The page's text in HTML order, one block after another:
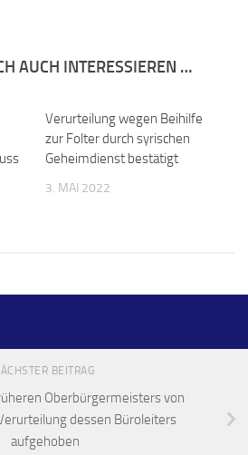
AUCH INTERESSIEREN …
Verurteilung wegen Beihilfe
zur Folter durch syrischen
Geheimdienst bestätigt
3. MAI 2022
BEITRAG
Oberbürgermeisters von
dessen Büroleiters
aufgehoben